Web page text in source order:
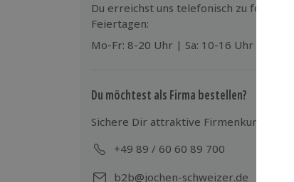
Du erreichst uns telefonisch zu
Feiertagen:
Mo-Fr: 8-20 Uhr | Sa: 10-16 Uhr
Du möchtest als Firma bestellen?
Sichere Dir attraktive Firmenkunden
+49 89 / 60 60 89 700
b2b@jochen-schweizer.de